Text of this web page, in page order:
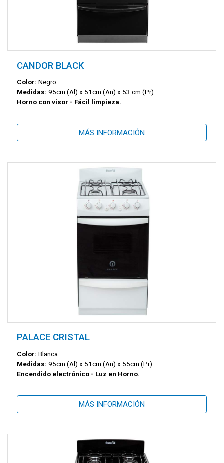
CANDOR BLACK
Color: Negro
Medidas: 95cm (Al) x 51cm (An) x 53 cm (Pr)
Horno con visor - Fácil limpieza.
MÁS INFORMACIÓN
PALACE CRISTAL
Color: Blanca
Medidas: 95cm (Al) x 51cm (An) x 55cm (Pr)
Encendido electrónico - Luz en Horno.
MÁS INFORMACIÓN